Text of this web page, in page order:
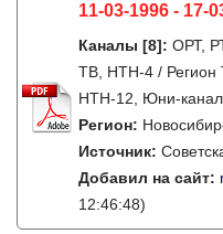
11-03-1996 - 17-
Каналы [8]: ОРТ,
ТВ, НТН-4 /
НТН-12, Юни-
Регион:
Источник:
Добавил на сайт:
12:46:48)